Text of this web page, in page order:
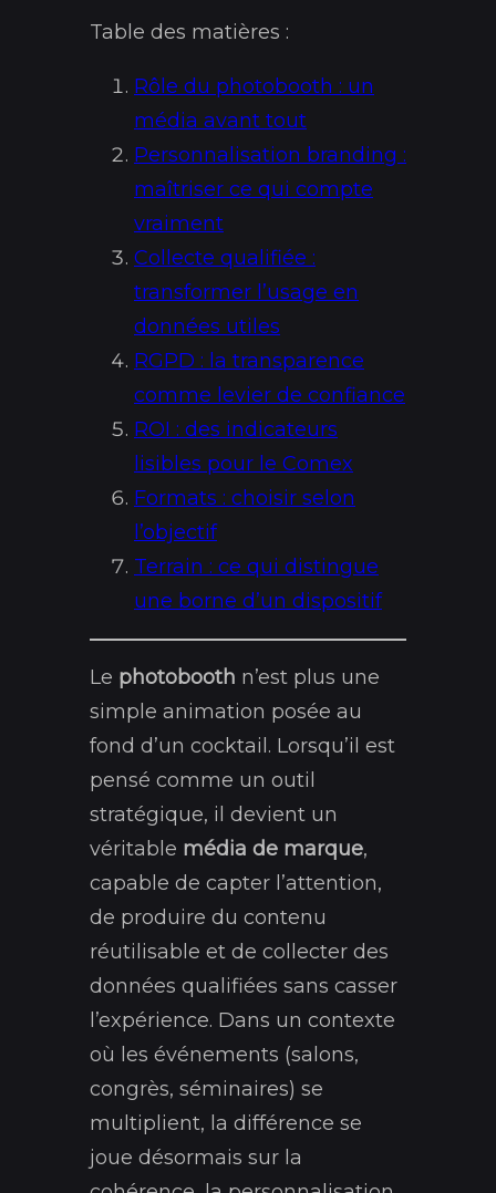
Table des matières :
Rôle du photobooth : un
média avant tout
Personnalisation branding :
maîtriser ce qui compte
vraiment
Collecte qualifiée :
transformer l’usage en
données utiles
RGPD : la transparence
comme levier de confiance
ROI : des indicateurs
lisibles pour le Comex
Formats : choisir selon
l’objectif
Terrain : ce qui distingue
une borne d’un dispositif
Le photobooth n’est plus une
simple animation posée au
fond d’un cocktail. Lorsqu’il est
pensé comme un outil
stratégique, il devient un
véritable média de marque,
capable de capter l’attention,
de produire du contenu
réutilisable et de collecter des
données qualifiées sans casser
l’expérience. Dans un contexte
où les événements (salons,
congrès, séminaires) se
multiplient, la différence se
joue désormais sur la